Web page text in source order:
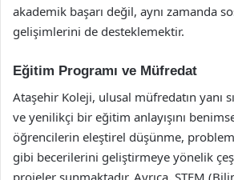
akademik başarı değil, aynı zamanda
gelişimlerini de desteklemektir.
Eğitim Programı ve Müfredat
Ataşehir Koleji, ulusal müfredatın yanı
ve yenilikçi bir eğitim anlayışını
öğrencilerin eleştirel düşünme, problem
gibi becerilerini geliştirmeye yönelik
projeler sunmaktadır. Ayrıca, STEM